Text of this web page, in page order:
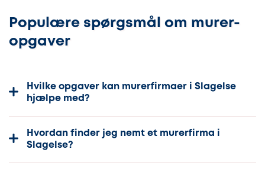
Populære spørgsmål om murer-
opgaver
Hvilke opgaver kan murerfirmaer i Slagelse
hjælpe med?
Hvordan finder jeg nemt et murerfirma i
Slagelse?